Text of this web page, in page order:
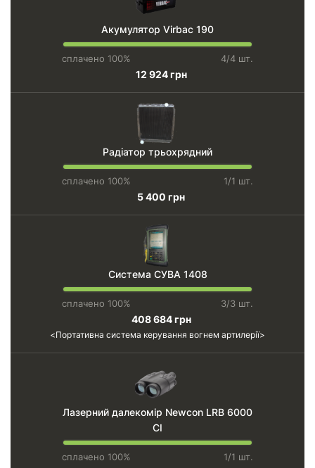
Акумулятор Virbac 190
сплачено 100% 4/4 шт.
12 924 грн
Радіатор трьохрядний
сплачено 100% 1/1 шт.
5 400 грн
Система СУВА 1408
сплачено 100% 3/3 шт.
408 684 грн
Портативна система керування вогнем артилерії
Лазерний далекомір Newcon LRB 6000
CI
сплачено 100% 1/1 шт.